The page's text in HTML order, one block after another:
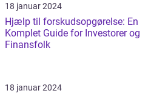
18 januar 2024
Hjælp til forskudsopgørelse: En
Komplet Guide for Investorer og
Finansfolk
18 januar 2024